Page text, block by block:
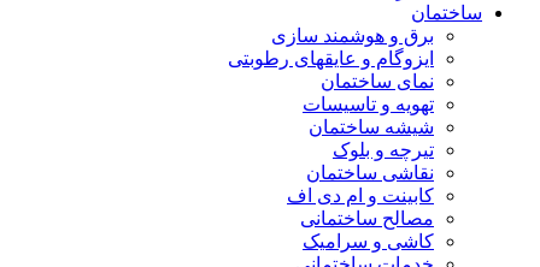
ساختمان
برق و هوشمند سازی
ایزوگام و عایقهای رطوبتی
نمای ساختمان
تهویه و تاسیسات
شیشه ساختمان
تیرچه و بلوک
نقاشی ساختمان
کابینت و ام دی اف
مصالح ساختمانی
کاشی و سرامیک